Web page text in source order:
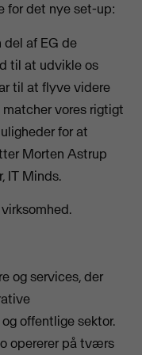
for det nye set-up:
af EG de
til at udvikle os
til at flyve videre
vores rigtigt
for at
Morten Astrup
IT Minds.
og services, der
offentlige sektor.
opererer på tværs